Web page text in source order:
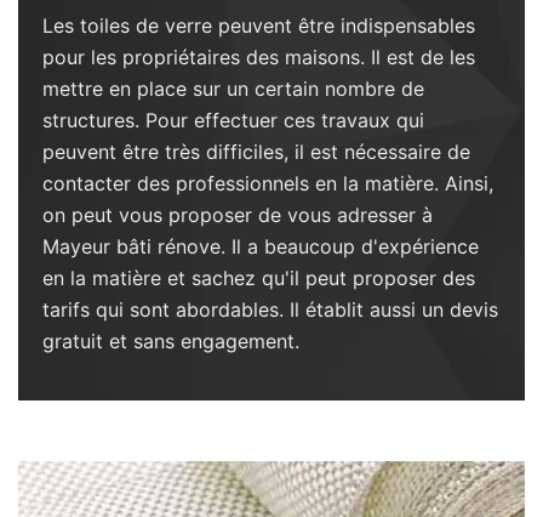
Les toiles de verre peuvent être indispensables
pour les propriétaires des maisons. Il est de les
mettre en place sur un certain nombre de
structures. Pour effectuer ces travaux qui
peuvent être très difficiles, il est nécessaire de
contacter des professionnels en la matière. Ainsi,
on peut vous proposer de vous adresser à
Mayeur bâti rénove. Il a beaucoup d'expérience
en la matière et sachez qu'il peut proposer des
tarifs qui sont abordables. Il établit aussi un devis
gratuit et sans engagement.